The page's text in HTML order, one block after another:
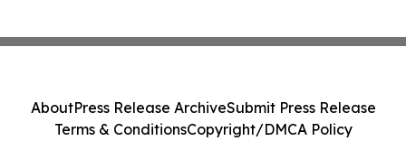
AboutPress Release ArchiveSubmit Press Release
Terms & ConditionsCopyright/DMCA Policy